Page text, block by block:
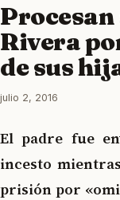
Rivera
de sus
julio 2, 2016
El padre fue
incesto
prisión por